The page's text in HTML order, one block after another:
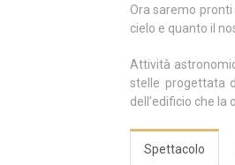
Ora saremo
cielo e quanto il
Attività
stelle progettata
dell’edificio che la
Spettacolo